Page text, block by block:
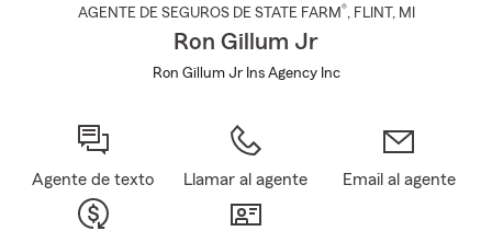
AGENTE DE SEGUROS DE STATE FARM®, FLINT , MI
Ron Gillum Jr
Ron Gillum Jr Ins Agency Inc
Agente de texto Llamar al agente Email al agente